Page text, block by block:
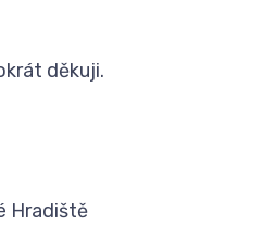
děkuji.
Hradiště